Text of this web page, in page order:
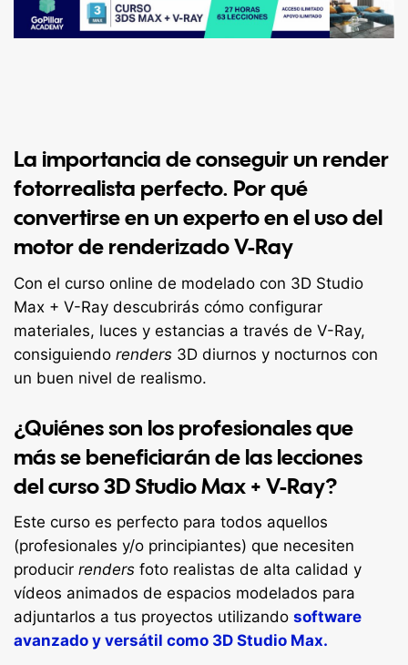
La importancia de conseguir un render
fotorrealista perfecto. Por qué
convertirse en un experto en el uso del
motor de renderizado V-Ray
Con el curso online de modelado con 3D Studio
Max + V-Ray descubrirás cómo configurar
materiales, luces y estancias a través de V-Ray,
consiguiendo renders 3D diurnos y nocturnos con
un buen nivel de realismo.
¿Quiénes son los profesionales que
más se beneficiarán de las lecciones
del curso 3D Studio Max + V-Ray?
Este curso es perfecto para todos aquellos
(profesionales y/o principiantes) que necesiten
producir renders foto realistas de alta calidad y
vídeos animados de espacios modelados para
adjuntarlos a tus proyectos utilizando software
avanzado y versátil como 3D Studio Max.